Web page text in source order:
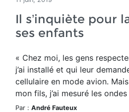
Il s’inquiète pour
ses enfants
« Chez moi, les gens
j’ai installé et qui leur
cellulaire en mode avion.
mon fils, j’ai mesuré les
Par : André Fauteux